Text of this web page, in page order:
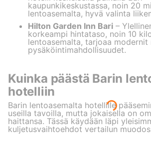
kaupunkikeskustassa, noin 20
lentoasemalta, hyvä valinta
Hilton Garden Inn Bari –
korkeampi hintataso, noin 10
lentoasemalta, tarjoaa modernit
pysäköintimahdollisuudet.
Kuinka päästä Barin
hotelliin
Barin lentoasemalta hotellille
useilla tavoilla, mutta jokaisella on
haittansa. Tässä käydään läpi
kuljetusvaihtoehdot vertailun